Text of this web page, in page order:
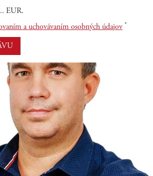
EUR.
a uchovávaním osobných údajov *